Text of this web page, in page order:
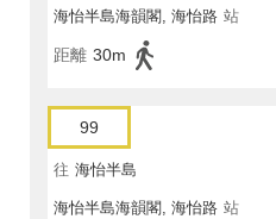
海怡半島海韻閣, 海怡路 站
距離 30m
99
往 海怡半島
海怡半島海韻閣, 海怡路 站